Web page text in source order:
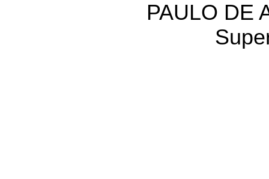
PAULO DE